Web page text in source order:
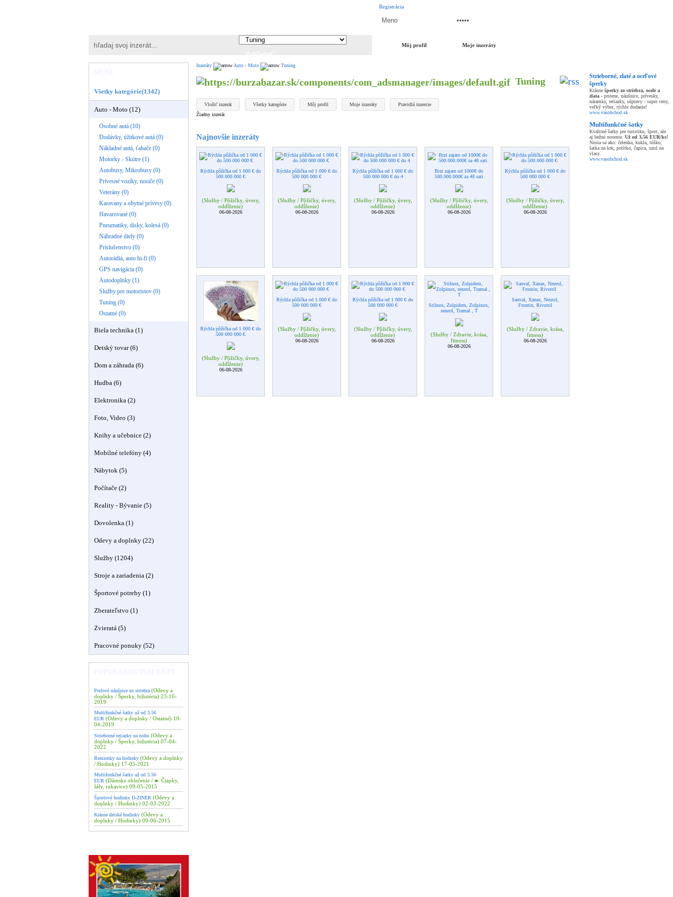
Strieborné, zlaté a oceľové
šperky
Krásne šperky zo striebra, ocele a
zlata - prstene, náušnice, prívesky,
náramky, retiazky, súpravy - super ceny,
veľký výber, rýchle dodanie!
www.vasobchod.sk
Multifunkčné šatky
Kvalitné šatky pre turistiku, šport, ale
aj bežné nosenie. Už od 3,56 EUR/ks!
Nosia sa ako: čelenka, kukla, rúško,
šatka na krk, potítko, čapica, uzol na
vlasy.
www.vasobchod.sk
Registrácia
Môj profil Moje inzeráty
Všetky kategórie(1342)
Auto - Moto (12)
Osobné autá (10)
Dodávky, úžitkové autá (0)
Nákladné autá, ťahače (0)
Motorky - Skútre (1)
Autobusy, Mikrobusy (0)
Prívesné vozíky, nosiče (0)
Veterány (0)
Karavany a obytné prívesy (0)
Havarované (0)
Pneumatiky, disky, kolesá (0)
Náhradné diely (0)
Príslušenstvo (0)
Autorádiá, auto hi-fi (0)
GPS navigácia (0)
Autodoplnky (1)
Služby pre motoristov (0)
Tuning (0)
Ostatné (0)
Biela technika (1)
Detský tovar (6)
Dom a záhrada (6)
Hudba (6)
Elektronika (2)
Foto, Video (3)
Knihy a učebnice (2)
Mobilné telefóny (4)
Nábytok (5)
Počítače (2)
Reality - Bývanie (5)
Dovolenka (1)
Odevy a doplnky (22)
Služby (1204)
Stroje a zariadenia (2)
Športové potreby (1)
Zberateľstvo (1)
Zvieratá (5)
Pracovné ponuky (52)
Perlové náušnice zo striebra (Odevy a
doplnky / Šperky, bižutéria) 23-10-
2019
Multifunkčné šatky už od 3.56
EUR (Odevy a doplnky / Ostatné) 10-
04-2019
Strieborné retiazky na nohu (Odevy a
doplnky / Šperky, bižutéria) 07-04-
2022
Remienky na hodinky (Odevy a doplnky
/ Hodinky) 17-05-2021
Multifunkčné šatky už od 3.56
EUR (Dámske oblečenie / ► Čiapky,
šály, rukavice) 09-05-2015
Športové hodinky D-ZINER (Odevy a
doplnky / Hodinky) 02-03-2022
Krásne detské hodinky (Odevy a
doplnky / Hodinky) 09-06-2015
Inzeráty Auto - Moto Tuning
Tuning
Vložiť inzerát Všetky kategórie Môj profil Moje inzeráty
Pravidlá inzercie
Žiadny inzerát
Najnovšie inzeráty
Rýchla pôžička od 1 000 € do
500 000 000 €
(Služby / Pôžičky, úvery,
oddĺženie)
06-08-2026
Rýchla pôžička od 1 000 € do
500 000 000 €
(Služby / Pôžičky, úvery,
oddĺženie)
06-08-2026
Rýchla pôžička od 1 000 € do
500 000 000 € do 4
(Služby / Pôžičky, úvery,
oddĺženie)
06-08-2026
Brzi zajam od 1000€ do
500.000.000€ za 48 sati
(Služby / Pôžičky, úvery,
oddĺženie)
06-08-2026
Rýchla pôžička od 1 000 € do
500 000 000 €
(Služby / Pôžičky, úvery,
oddĺženie)
06-08-2026
Rýchla pôžička od 1 000 € do
500 000 000 €
(Služby / Pôžičky, úvery,
oddĺženie)
06-08-2026
Rýchla pôžička od 1 000 € do
500 000 000 €
(Služby / Pôžičky, úvery,
oddĺženie)
06-08-2026
Rýchla pôžička od 1 000 € do
500 000 000 €
(Služby / Pôžičky, úvery,
oddĺženie)
06-08-2026
Stilnox, Zolpidem, Zolpinox,
neurol, Tramal , T
(Služby / Zdravie, krása,
fitness)
06-08-2026
Sanval, Xanax, Neurol,
Frontin, Rivotril
(Služby / Zdravie, krása,
fitness)
06-08-2026